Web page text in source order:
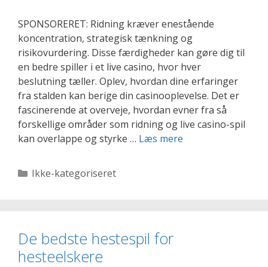
SPONSORERET: Ridning kræver enestående
koncentration, strategisk tænkning og
risikovurdering. Disse færdigheder kan gøre dig til
en bedre spiller i et live casino, hvor hver
beslutning tæller. Oplev, hvordan dine erfaringer
fra stalden kan berige din casinooplevelse. Det er
fascinerende at overveje, hvordan evner fra så
forskellige områder som ridning og live casino-spil
kan overlappe og styrke … Læs mere
Kategorier
Ikke-kategoriseret
De bedste hestespil for
hesteelskere